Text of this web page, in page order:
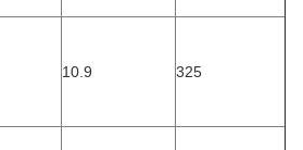
10.9 325